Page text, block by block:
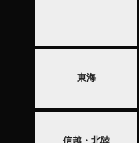
東海
信越・北陸